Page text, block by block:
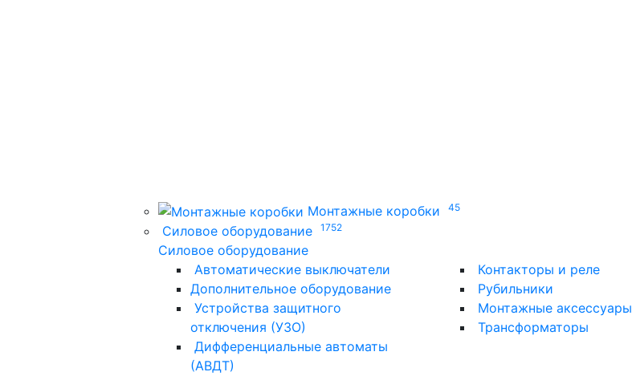
Монтажные коробки
45
Силовое оборудование 1752
Силовое оборудование
Автоматические выключатели
Дополнительное оборудование
Устройства защитного
отключения (УЗО)
Дифференциальные автоматы
(АВДТ)
Контакторы и реле
Рубильники
Монтажные аксессуары
Трансформаторы